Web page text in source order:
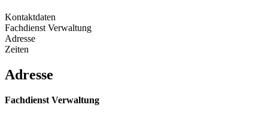
Kontaktdaten
Fachdienst Verwaltung
Adresse
Zeiten
Adresse
Fachdienst Verwaltung